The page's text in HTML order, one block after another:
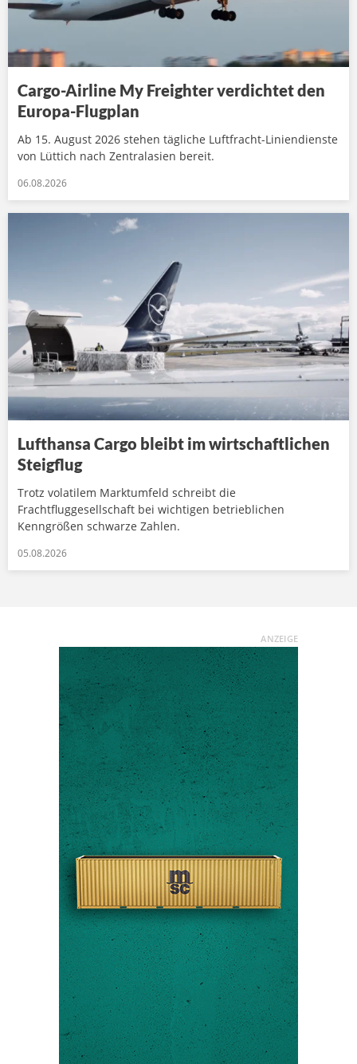
Cargo-Airline My Freighter verdichtet den
Europa-Flugplan
Ab 15. August 2026 stehen tägliche Luftfracht-Liniendienste
von Lüttich nach Zentralasien bereit.
06.08.2026
Lufthansa Cargo bleibt im wirtschaftlichen
Steigflug
Trotz volatilem Marktumfeld schreibt die
Frachtfluggesellschaft bei wichtigen betrieblichen
Kenngrößen schwarze Zahlen.
05.08.2026
ANZEIGE